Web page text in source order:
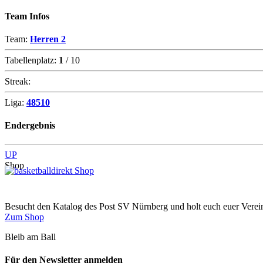
Team Infos
Team: Herren 2
Tabellenplatz: 1 / 10
Streak:
Liga: 48510
Endergebnis
UP
Shop
Besucht den Katalog des Post SV Nürnberg und holt euch euer
Zum Shop
Bleib am Ball
Für den Newsletter anmelden